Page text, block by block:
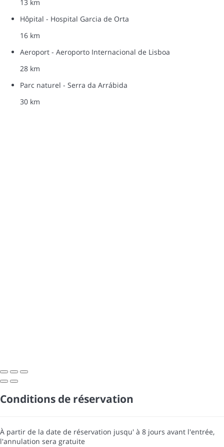
13 km
Hôpital - Hospital Garcia de Orta
16 km
Aeroport - Aeroporto Internacional de Lisboa
28 km
Parc naturel - Serra da Arrábida
30 km
Conditions de réservation
À partir de la date de réservation jusqu' à 8 jours avant l'entrée,
l'annulation sera gratuite